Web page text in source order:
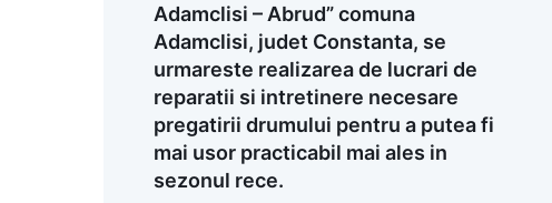
Adamclisi – Abrud” comuna
Adamclisi, judet Constanta, se
urmareste realizarea de lucrari de
reparatii si intretinere necesare
pregatirii drumului pentru a putea fi
mai usor practicabil mai ales in
sezonul rece.